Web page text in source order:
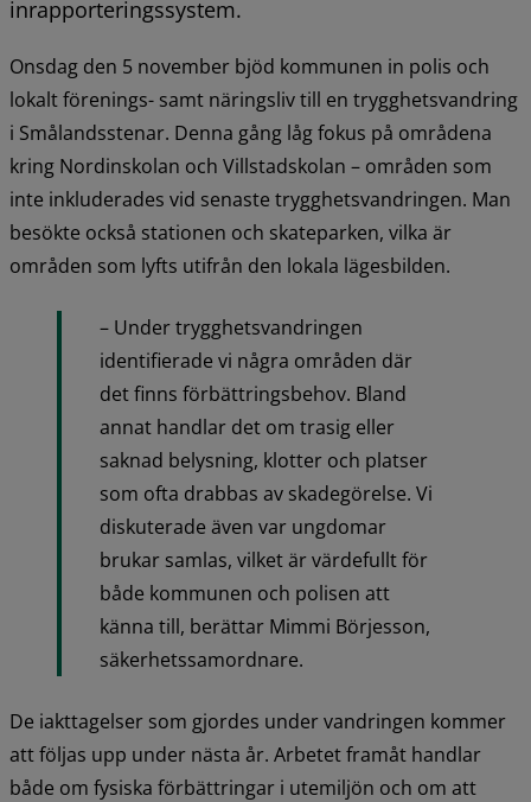
inrapporteringssystem.
Onsdag den 5 november bjöd kommunen in polis och
lokalt förenings- samt näringsliv till en trygghetsvandring
i Smålandsstenar. Denna gång låg fokus på områdena
kring Nordinskolan och Villstadskolan – områden som
inte inkluderades vid senaste trygghetsvandringen. Man
besökte också stationen och skateparken, vilka är
områden som lyfts utifrån den lokala lägesbilden.
– Under trygghetsvandringen
identifierade vi några områden där
det finns förbättringsbehov. Bland
annat handlar det om trasig eller
saknad belysning, klotter och platser
som ofta drabbas av skadegörelse. Vi
diskuterade även var ungdomar
brukar samlas, vilket är värdefullt för
både kommunen och polisen att
känna till, berättar Mimmi Börjesson,
säkerhetssamordnare.
De iakttagelser som gjordes under vandringen kommer
att följas upp under nästa år. Arbetet framåt handlar
både om fysiska förbättringar i utemiljön och om att